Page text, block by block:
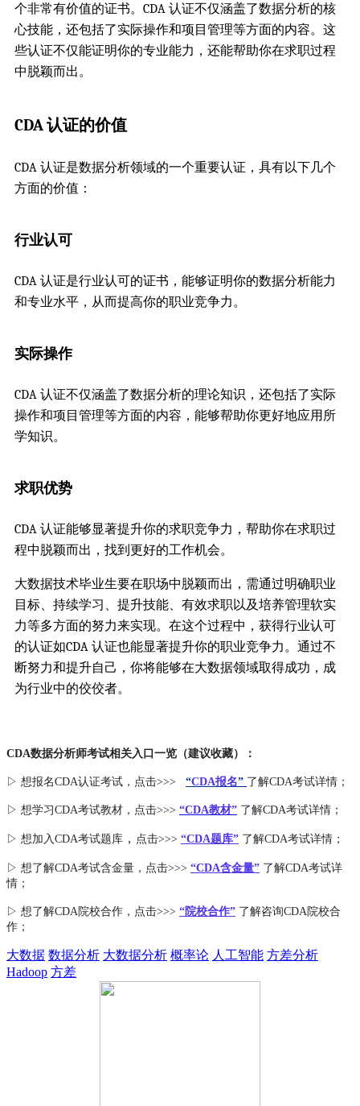
个非常有价值的证书。CDA 认证不仅涵盖了数据分析的核
心技能，还包括了实际操作和项目管理等方面的内容。这
些认证不仅能证明你的专业能力，还能帮助你在求职过程
中脱颖而出。
CDA 认证的价值
CDA 认证是数据分析领域的一个重要认证，具有以下几个
方面的价值：
行业认可
CDA 认证是行业认可的证书，能够证明你的数据分析能力
和专业水平，从而提高你的职业竞争力。
实际操作
CDA 认证不仅涵盖了数据分析的理论知识，还包括了实际
操作和项目管理等方面的内容，能够帮助你更好地应用所
学知识。
求职优势
CDA 认证能够显著提升你的求职竞争力，帮助你在求职过
程中脱颖而出，找到更好的工作机会。
大数据技术毕业生要在职场中脱颖而出，需通过明确职业
目标、持续学习、提升技能、有效求职以及培养管理软实
力等多方面的努力来实现。在这个过程中，获得行业认可
的认证如CDA 认证也能显著提升你的职业竞争力。通过不
断努力和提升自己，你将能够在大数据领域取得成功，成
为行业中的佼佼者。
CDA数据分析师考试相关入口一览（建议收藏）：
▷ 想报名CDA认证考试，点击>>> “CDA报名” 了解CDA考试详情；
▷ 想学习CDA考试教材，点击>>> “CDA教材” 了解CDA考试详情；
▷ 想加入 CDA考试题库 ， 点击>>> “CDA题库” 了解CDA考试详情；
▷ 想了解CDA考试含金量 ，点击>>> “CDA含金量” 了解CDA考试详
情；
▷ 想了解CDA 院校合作 ，点击>>> “院校合作” 了解咨询CDA院校合
作；
大数据 数据分析 大数据分析 概率论 人工智能 方差分析
Hadoop 方差